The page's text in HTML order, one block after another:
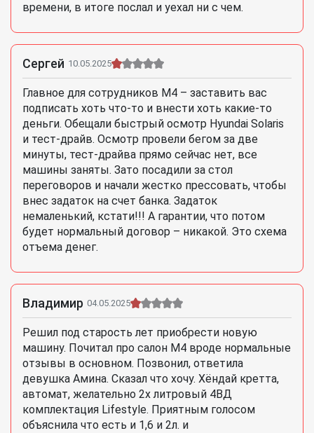
времени, в итоге послал и уехал ни с чем.
Сергей 10.05.2025
Главное для сотрудников М4 – заставить вас
подписать хоть что-то и внести хоть какие-то
деньги. Обещали быстрый осмотр Hyundai Solaris
и тест-драйв. Осмотр провели бегом за две
минуты, тест-драйва прямо сейчас нет, все
машины заняты. Зато посадили за стол
переговоров и начали жестко прессовать, чтобы
внес задаток на счет банка. Задаток
немаленький, кстати!!! А гарантии, что потом
будет нормальный договор – никакой. Это схема
отъема денег.
Владимир 04.05.2025
Решил под старость лет приобрести новую
машину. Почитал про салон М4 вроде нормальные
отзывы в основном. Позвонил, ответила
девушка Амина. Сказал что хочу. Хёндай кретта,
автомат, желательно 2х литровый 4ВД
комплектация Lifestyle. Приятным голосом
объяснила что есть и 1,6 и 2л. и